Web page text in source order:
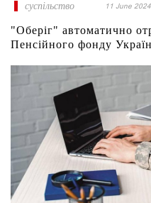
суспільство 11 June
"Оберіг" автоматично
Пенсійного фонду